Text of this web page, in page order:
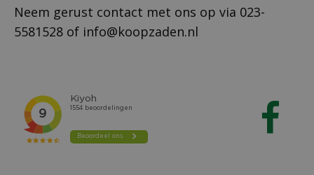
Neem gerust contact met ons op via 023-
5581528 of info@koopzaden.nl